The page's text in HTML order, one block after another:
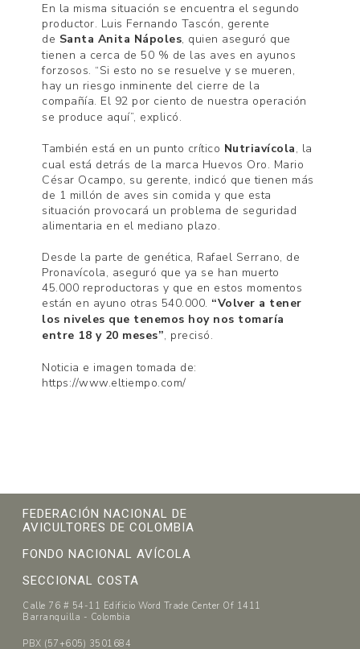
En la misma situación se encuentra el segundo
productor. Luis Fernando Tascón, gerente
de Santa Anita Nápoles, quien aseguró que
tienen a cerca de 50 % de las aves en ayunos
forzosos. “Si esto no se resuelve y se mueren,
hay un riesgo inminente del cierre de la
compañía. El 92 por ciento de nuestra operación
se produce aquí”, explicó.
También está en un punto crítico Nutriavícola, la
cual está detrás de la marca Huevos Oro. Mario
César Ocampo, su gerente, indicó que tienen más
de 1 millón de aves sin comida y que esta
situación provocará un problema de seguridad
alimentaria en el mediano plazo.
Desde la parte de genética, Rafael Serrano, de
Pronavícola, aseguró que ya se han muerto
45.000 reproductoras y que en estos momentos
están en ayuno otras 540.000. “Volver a tener
los niveles que tenemos hoy nos tomaría
entre 18 y 20 meses”, precisó.
Noticia e imagen tomada de:
https://www.eltiempo.com/
FEDERACIÓN NACIONAL DE
AVICULTORES DE COLOMBIA
FONDO NACIONAL AVÍCOLA
SECCIONAL COSTA
Calle 76 # 54-11 Edificio Word Trade Center Of 1411
Barranquilla - Colombia
PBX (57+605) 3501684